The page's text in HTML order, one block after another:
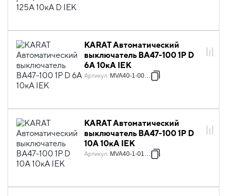
KARAT Автоматический
выключатель ВА47-100 1P D
6А 10кА IEK
Артикул: MVA40-1-006-D
KARAT Автоматический
выключатель ВА47-100 1P D
10А 10кА IEK
Артикул: MVA40-1-010-D